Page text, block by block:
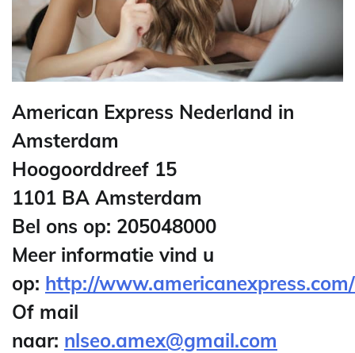
American Express Nederland in
Amsterdam
Hoogoorddreef 15
1101 BA Amsterdam
Bel ons op: 205048000
Meer informatie vind u
op: http://
Of mail
naar: nlseo.amex@gmail.com